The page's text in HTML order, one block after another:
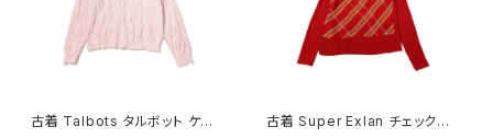
古着 Talbots タルボット ケー
古着 Super Exlan チェック柄